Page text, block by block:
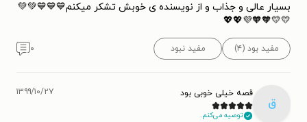
بسیار عالی و جذاب و از نویسنده ی خوبش تشکر میکنم💙💙💙💚💚
💛💛🧡🧡💜💖💖
مفید بود (۴) مفید نبود ۰
ق
قصه خیلی خوبی بود
توصیه می‌کنم.
۱۳۹۹/۱۰/۲۷